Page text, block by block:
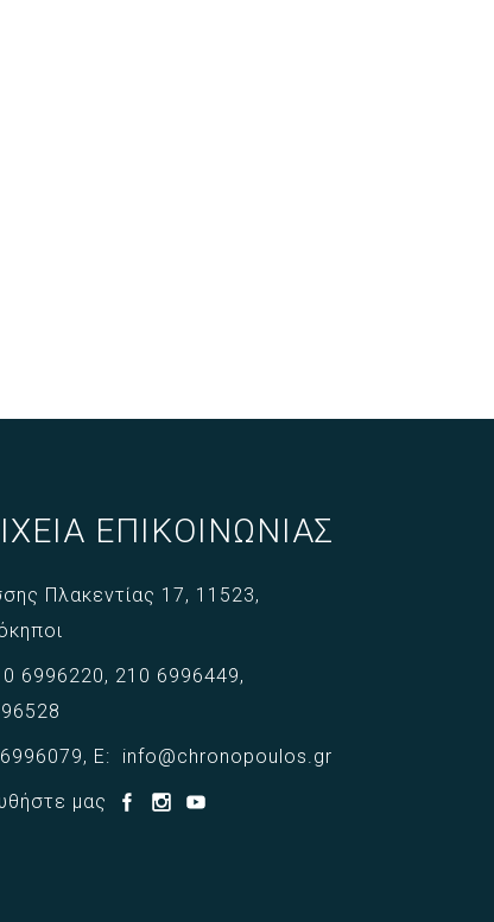
ΕΠΙΚΟΙΝΩΝΙΑΣ
Πλακεντίας 17, 11523,
6996220, 210 6996449,
, E: info@chronopoulos.gr
μας